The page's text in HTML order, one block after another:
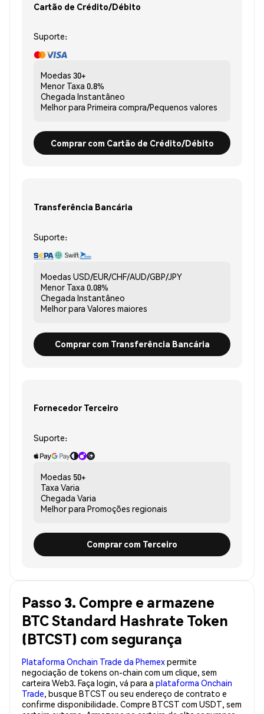
Cartão de Crédito/Débito
Suporte:
Moedas 30+
Menor Taxa 0.8%
Chegada Instantâneo
Melhor para Primeira compra/Pequenos valores
Comprar com Cartão de Crédito/Débito
Transferência Bancária
Suporte:
Moedas USD/EUR/CHF/AUD/GBP/JPY
Menor Taxa 0.08%
Chegada Instantâneo
Melhor para Valores maiores
Comprar com Transferência Bancária
Fornecedor Terceiro
Suporte:
Moedas 50+
Taxa Varia
Chegada Varia
Melhor para Promoções regionais
Comprar com Terceiro
Passo 3. Compre e armazene
BTC Standard Hashrate Token
(BTCST) com segurança
Plataforma Onchain Trade da Phemexpermite
negociação de tokens on-chain com um clique, sem
carteira Web3. Faça login, vá para a plataforma Onchain
Trade, busque BTCST ou seu endereço de contrato e
confirme disponibilidade. Compre BTCST com USDT, sem